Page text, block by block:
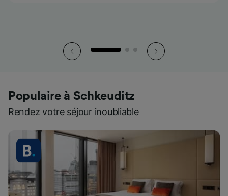
Populaire à Schkeuditz
Rendez votre séjour inoubliable